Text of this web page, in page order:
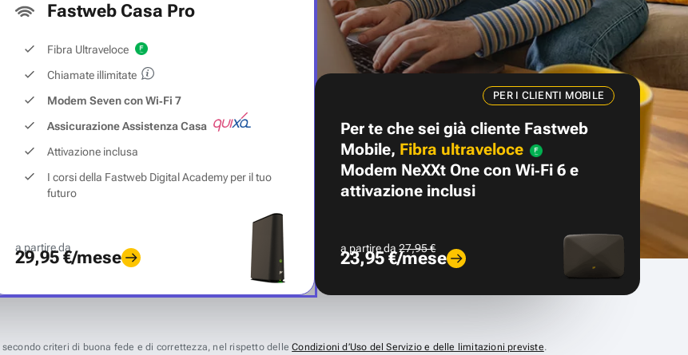
Fastweb Casa Pro
Fibra Ultraveloce
Chiamate illimitate
Modem Seven con Wi‑Fi 7
Assicurazione Assistenza Casa
Attivazione inclusa
I corsi della Fastweb Digital Academy per il tuo
futuro
a partire da
29,95 €/mese
PER I CLIENTI MOBILE
Per te che sei già cliente Fastweb
Mobile, Fibra ultraveloce
Modem NeXXt One con Wi‑Fi 6 e
attivazione inclusi
a partire da27,95 €
23,95 €/mese
secondo criteri di buona fede e di correttezza, nel rispetto delleCondizioni d’Uso del Servizio e delle limitazioni previste.